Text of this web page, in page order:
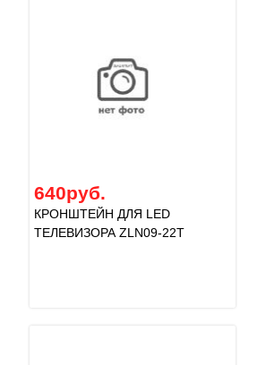
640руб.
КРОНШТЕЙН ДЛЯ LED
ТЕЛЕВИЗОРА ZLN09-22T